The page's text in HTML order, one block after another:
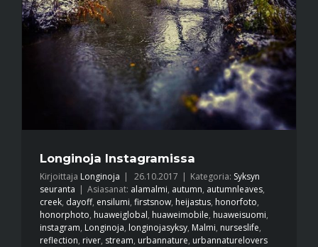
Longinoja Instagramissa
Kirjoittaja Longinoja | 26.10.2017 | Kategoria: Syksyn
seuranta | Asiasanat: alamalmi, autumn, autumnleaves,
creek, dayoff, ensilumi, firstsnow, heijastus, honorfoto,
honorphoto, huaweiglobal, huaweimobile, huaweisuomi,
instagram, Longinoja, longinojasyksy, Malmi, nurseslife,
reflection, river, stream, urbannature, urbannaturelovers